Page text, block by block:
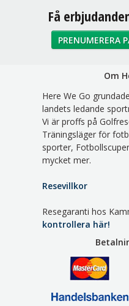
Få
PRENUMERERA
Om
Here We Go
landets ledande
Vi är proffs på
Träningsläger för
sporter,
mycket mer.
Resevillkor
Resegaranti hos
kontrollera här!